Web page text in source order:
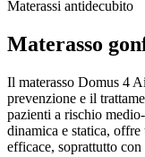
Materassi antidecubito
Materasso
Il materasso Domus 4
prevenzione e il
pazienti a rischio
dinamica e statica,
efficace, soprattutto